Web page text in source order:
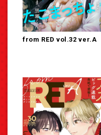
from RED vol.32 ver.A